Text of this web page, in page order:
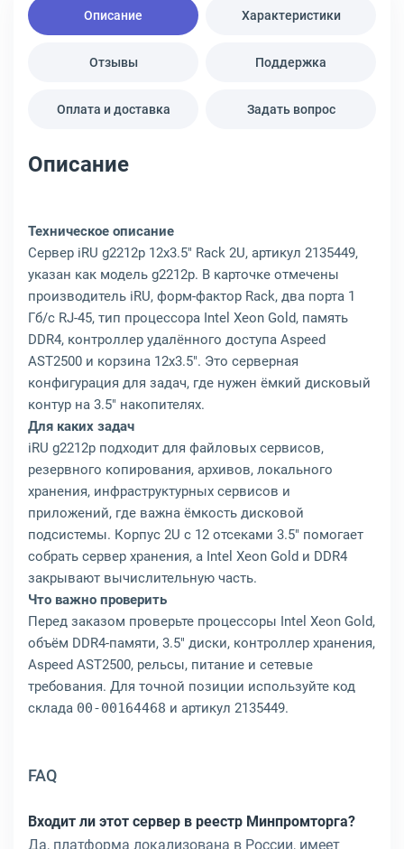
Описание Характеристики
Отзывы Поддержка
Оплата и доставка Задать вопрос
Описание
Техническое описание
Сервер iRU g2212p 12x3.5" Rack 2U, артикул 2135449,
указан как модель g2212p. В карточке отмечены
производитель iRU, форм-фактор Rack, два порта 1
Гб/с RJ-45, тип процессора Intel Xeon Gold, память
DDR4, контроллер удалённого доступа Aspeed
AST2500 и корзина 12x3.5". Это серверная
конфигурация для задач, где нужен ёмкий дисковый
контур на 3.5" накопителях.
Для каких задач
iRU g2212p подходит для файловых сервисов,
резервного копирования, архивов, локального
хранения, инфраструктурных сервисов и
приложений, где важна ёмкость дисковой
подсистемы. Корпус 2U с 12 отсеками 3.5" помогает
собрать сервер хранения, а Intel Xeon Gold и DDR4
закрывают вычислительную часть.
Что важно проверить
Перед заказом проверьте процессоры Intel Xeon Gold,
объём DDR4-памяти, 3.5" диски, контроллер хранения,
Aspeed AST2500, рельсы, питание и сетевые
требования. Для точной позиции используйте код
склада 00-00164468 и артикул 2135449.
FAQ
Входит ли этот сервер в реестр Минпромторга?
Да, платформа локализована в России, имеет